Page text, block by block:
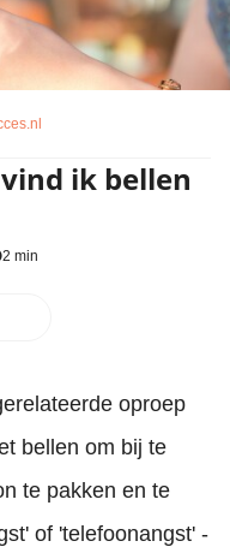
ik bellen
2 min
oproep
bellen om bij te
te pakken en te
of 'telefoonangst' -